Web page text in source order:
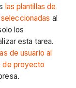
las plantillas de
al
los
esta tarea.
de usuario al
de proyecto